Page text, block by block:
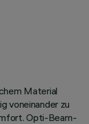
Material
voneinander zu
Opti-Beam-